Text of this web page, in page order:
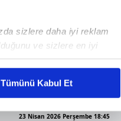
sizlere daha iyi reklam
ve sizlere en iyi
karşılamak
Tümünü Kabul Et
0: 1
23 Nisan 2026 Perşembe 20:45
BJK
3:0
23 Nisan 2026 Perşembe 18:45